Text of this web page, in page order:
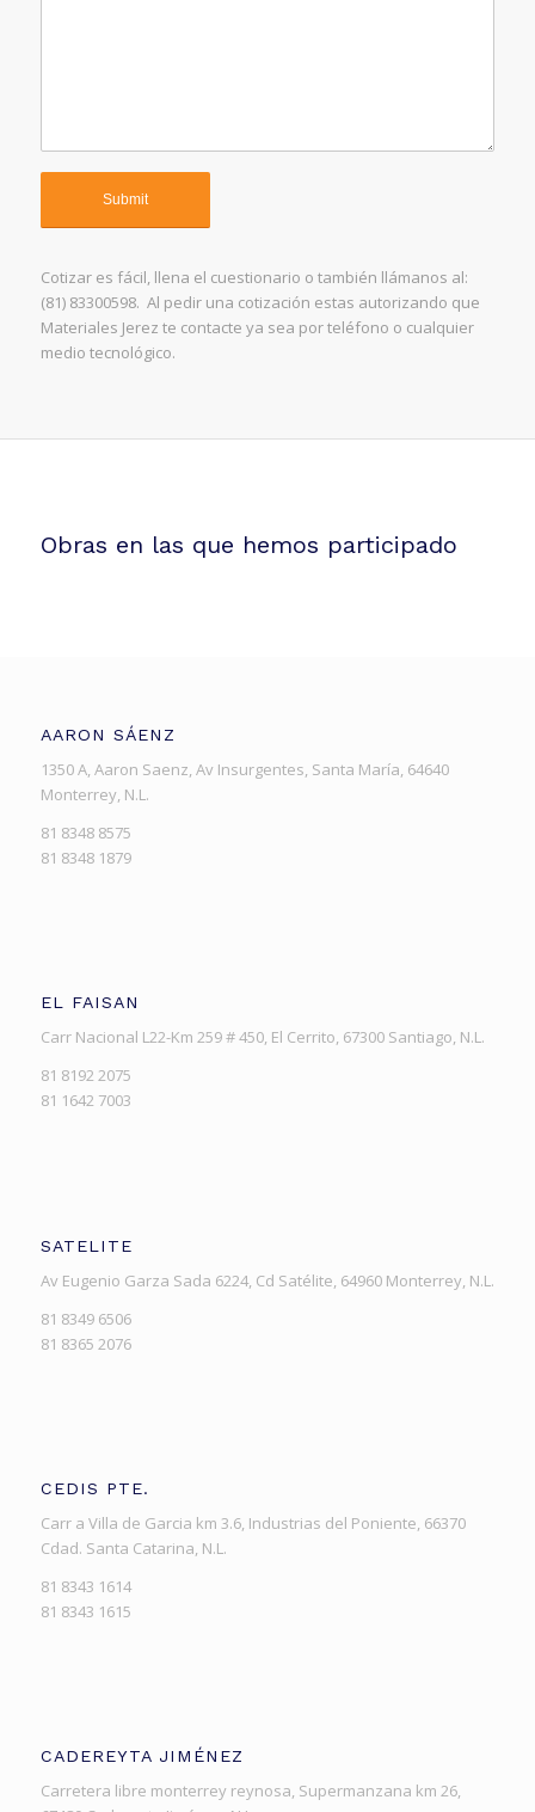
Cotizar es fácil, llena el cuestionario o también llámanos al:
(81) 83300598. Al pedir una cotización estas autorizando que
Materiales Jerez te contacte ya sea por teléfono o cualquier
medio tecnológico.
Obras en las que hemos participado
AARON SÁENZ
1350 A, Aaron Saenz, Av Insurgentes, Santa María, 64640
Monterrey, N.L.
81 8348 8575
81 8348 1879
EL FAISAN
Carr Nacional L22-Km 259 # 450, El Cerrito, 67300 Santiago, N.L.
81 8192 2075
81 1642 7003
SATELITE
Av Eugenio Garza Sada 6224, Cd Satélite, 64960 Monterrey, N.L.
81 8349 6506
81 8365 2076
CEDIS PTE.
Carr a Villa de Garcia km 3.6, Industrias del Poniente, 66370
Cdad. Santa Catarina, N.L.
81 8343 1614
81 8343 1615
CADEREYTA JIMÉNEZ
Carretera libre monterrey reynosa, Supermanzana km 26,